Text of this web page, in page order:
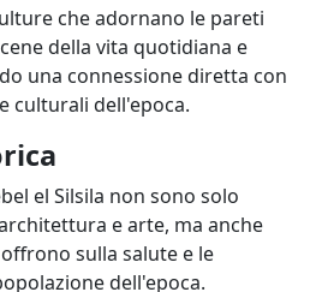
che adornano le pareti
della vita quotidiana e
una connessione diretta con
culturali dell'epoca.
el Silsila non sono solo
e arte, ma anche
sulla salute e le
dell'epoca.